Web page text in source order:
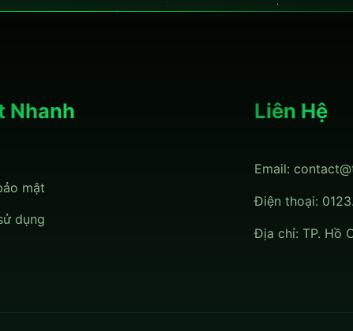
Nhanh
mật
dụng
Liên Hệ
Email:
Điện thoại:
Địa chỉ: TP. Hồ